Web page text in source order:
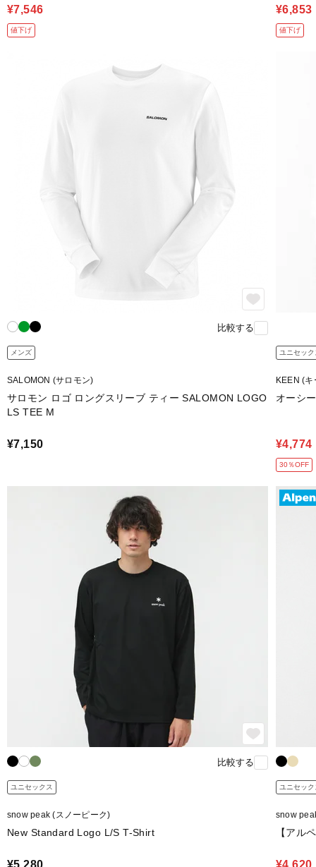
¥7,546
値下げ
¥6,853
値下げ
比較する
メンズ
SALOMON (サロモン)
サロモン ロゴ ロングスリーブ ティー SALOMON LOGO
LS TEE M
¥7,150
ユニセック
KEEN (キ
オーシ
¥4,774
30％OFF
比較する
ユニセックス
snow peak (スノーピーク)
New Standard Logo L/S T-Shirt
¥5,280
ユニセック
snow
【アル
¥4,620